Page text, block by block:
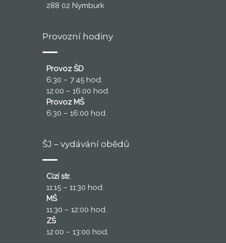
288 02 Nymburk
Provozní hodiny
Provoz ŠD
6:30 – 7:45 hod.
12:00 – 16:00 hod.
Provoz MŠ
6:30 – 16:00 hod.
ŠJ – vydávání obědů
Cizí str.
11:15 – 11:30 hod.
MŠ
11:30 – 12:00 hod.
ZŠ
12:00 – 13:00 hod.